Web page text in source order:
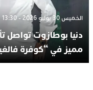
الخميس 30 يوليو 2026 - 13:30
دنيا بوطازوت تواصل
مميز في “كوفرة